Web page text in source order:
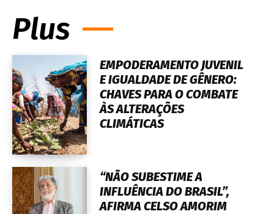
Plus
EMPODERAMENTO JUVENIL
E IGUALDADE DE GÊNERO:
CHAVES PARA O COMBATE
ÀS ALTERAÇÕES
CLIMÁTICAS
“NÃO SUBESTIME A
INFLUÊNCIA DO BRASIL”,
AFIRMA CELSO AMORIM